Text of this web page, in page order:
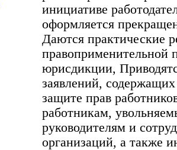
инициативе
оформляется
Даются практические
правоприменительной
юрисдикции,
заявлений,
защите прав
работникам,
руководителям и
организаций, а также